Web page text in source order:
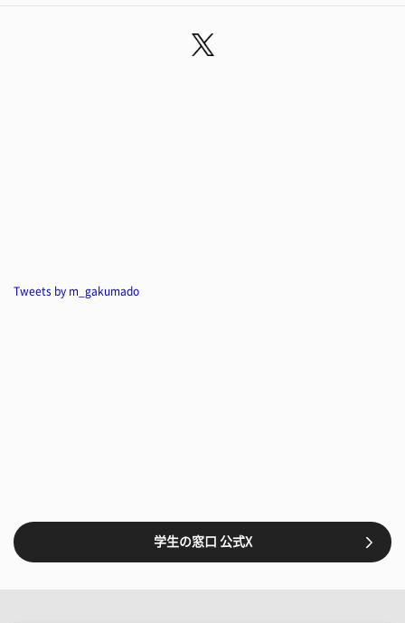
Tweets by m_gakumado
学生の窓口 公式X